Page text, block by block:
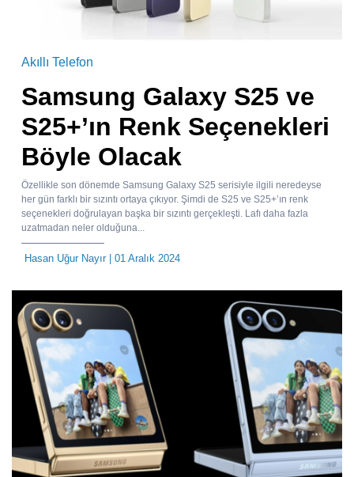
Akıllı Telefon
Samsung Galaxy S25 ve
S25+’ın Renk Seçenekleri
Böyle Olacak
Özellikle son dönemde Samsung Galaxy S25 serisiyle ilgili neredeyse
her gün farklı bir sızıntı ortaya çıkıyor. Şimdi de S25 ve S25+’ın renk
seçenekleri doğrulayan başka bir sızıntı gerçekleşti. Lafı daha fazla
uzatmadan neler olduğuna...
Hasan Uğur Nayır| 01 Aralık 2024